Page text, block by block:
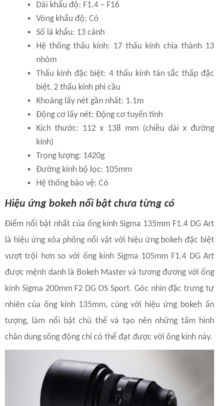
Dải khẩu độ: F1.4 – F16
Vòng khẩu độ: Có
Số lá khẩu: 13 cánh
Hệ thống thấu kính: 17 thấu kính chia thành 13
nhóm
Thấu kính đặc biệt: 4 thấu kính tán sắc thấp đặc
biệt, 2 thấu kính phi cầu
Khoảng lấy nét gần nhất: 1.1m
Động cơ lấy nét: Động cơ tuyến tính
Kích thước: 112 x 138 mm (chiều dài x đường
kính)
Trọng lượng: 1420g
Đường kính bộ lọc: 105mm
Hệ thống bảo vệ: Có
Hiệu ứng bokeh nổi bật chưa từng có
Điểm nổi bật nhất của ống kính Sigma 135mm F1.4 DG Art
là hiệu ứng xóa phông nổi vật với hiệu ứng bokeh đặc biệt
vượt trội hơn so với ống kính Sigma 105mm F1.4 DG Art
được mệnh danh là Bokeh Master và tương đương với ống
kính Sigma 200mm F2 DG OS Sport. Góc nhìn đặc trưng tự
nhiên của ống kính 135mm, cùng với hiệu ứng bokeh ấn
tượng, làm nổi bật chủ thể và tạo nên những tấm hình
chân dung sống động chỉ có thể đạt được với ống kính này.